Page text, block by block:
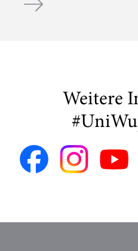
Weitere